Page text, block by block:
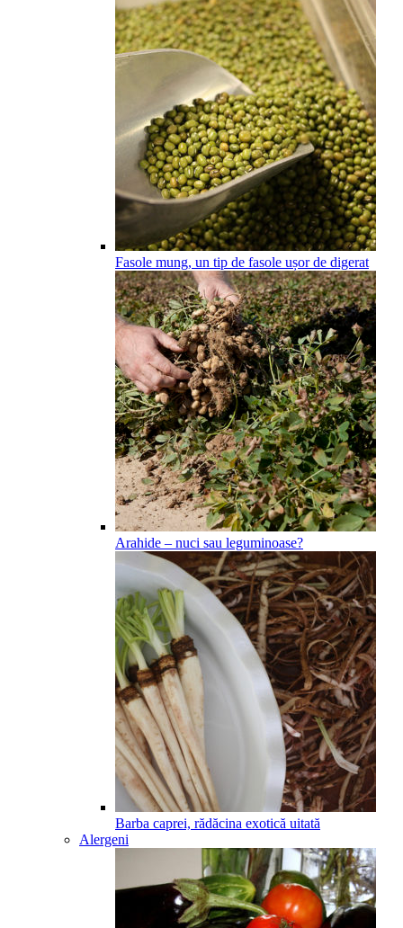
Fasole mung, un tip de fasole ușor de digerat
Arahide – nuci sau leguminoase?
Barba caprei, rădăcina exotică uitată
Alergeni